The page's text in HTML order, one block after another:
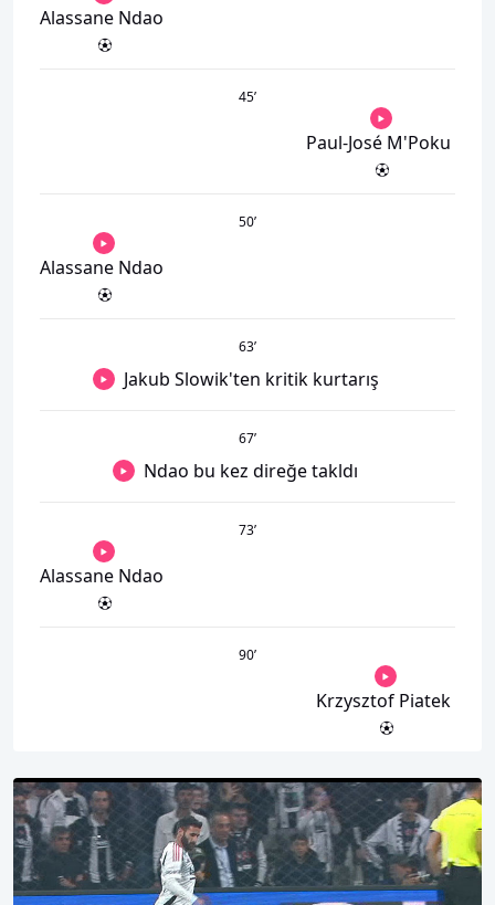
Alassane Ndao
45’
Paul-José M'Poku
50’
Alassane Ndao
63’
Jakub Slowik'ten kritik kurtarış
67’
Ndao bu kez direğe takldı
73’
Alassane Ndao
90’
Krzysztof Piatek